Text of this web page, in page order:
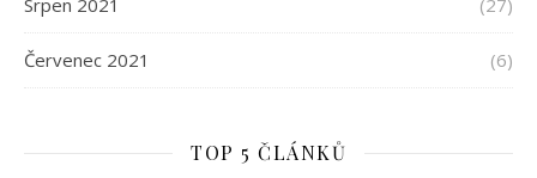
Srpen 2021 (27)
Červenec 2021 (6)
TOP 5 ČLÁNKŮ